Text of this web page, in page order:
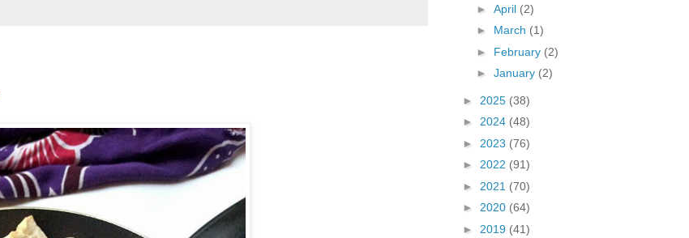
► April (2)
► March (1)
► February (2)
► January (2)
► 2025 (38)
► 2024 (48)
► 2023 (76)
► 2022 (91)
► 2021 (70)
► 2020 (64)
► 2019 (41)